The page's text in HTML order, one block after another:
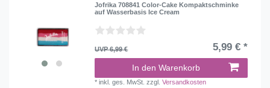
Jofrika 708841 Color-Cake Kompaktschminke
auf Wasserbasis Ice Cream
UVP 6,99 € 5,99 € *
In den Warenkorb
*inkl. ges. MwSt. zzgl.Versandkosten